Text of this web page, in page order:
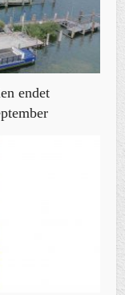
endet